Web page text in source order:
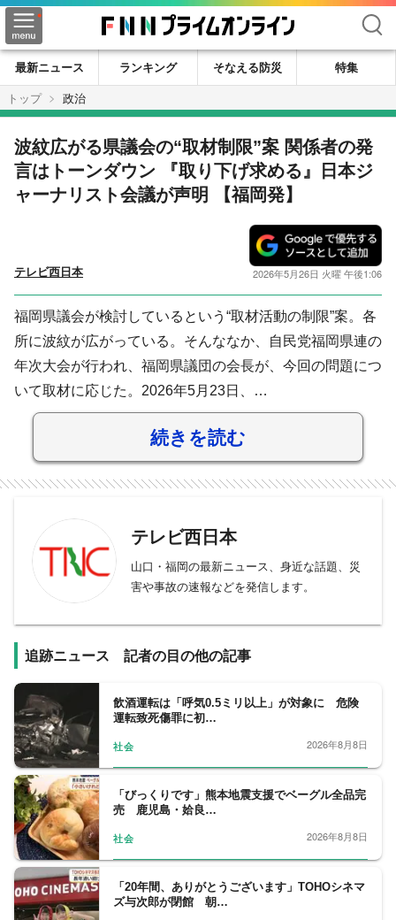
検索
最新ニュース ランキング そなえる防災
特集
トップ
政治
波紋広がる県議会の“取材制限”案 関係者の発
言はトーンダウン 『取り下げ求める』日本ジ
ャーナリスト会議が声明 【福岡発】
テレビ西日本 2026年5月26日 火曜 午後1:06
福岡県議会が検討しているという“取材活動の制限”案。各
所に波紋が広がっている。そんななか、自民党福岡県連の
年次大会が行われ、福岡県議団の会長が、今回の問題につ
いて取材に応じた。2026年5月23日、…
続きを読む
テレビ西日本
山口・福岡の最新ニュース、身近な話題、災
害や事故の速報などを発信します。
追跡ニュース 記者の目の他の記事
飲酒運転は「呼気0.5ミリ以上」が対象に 危険
運転致死傷罪に初…
社会 2026年8月8日
「びっくりです」熊本地震支援でベーグル全品完
売 鹿児島・姶良…
社会 2026年8月8日
「20年間、ありがとうございます」TOHOシネマ
ズ与次郎が閉館 朝…